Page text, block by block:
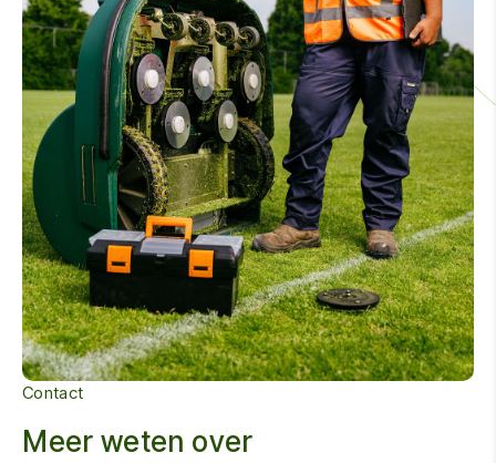
Contact
Meer weten over